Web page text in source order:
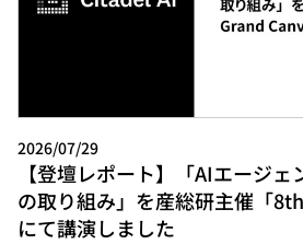
2026/07/29
【登壇レポート】「AIエージ
の取り組み」を産総研主催「
にて講演しました